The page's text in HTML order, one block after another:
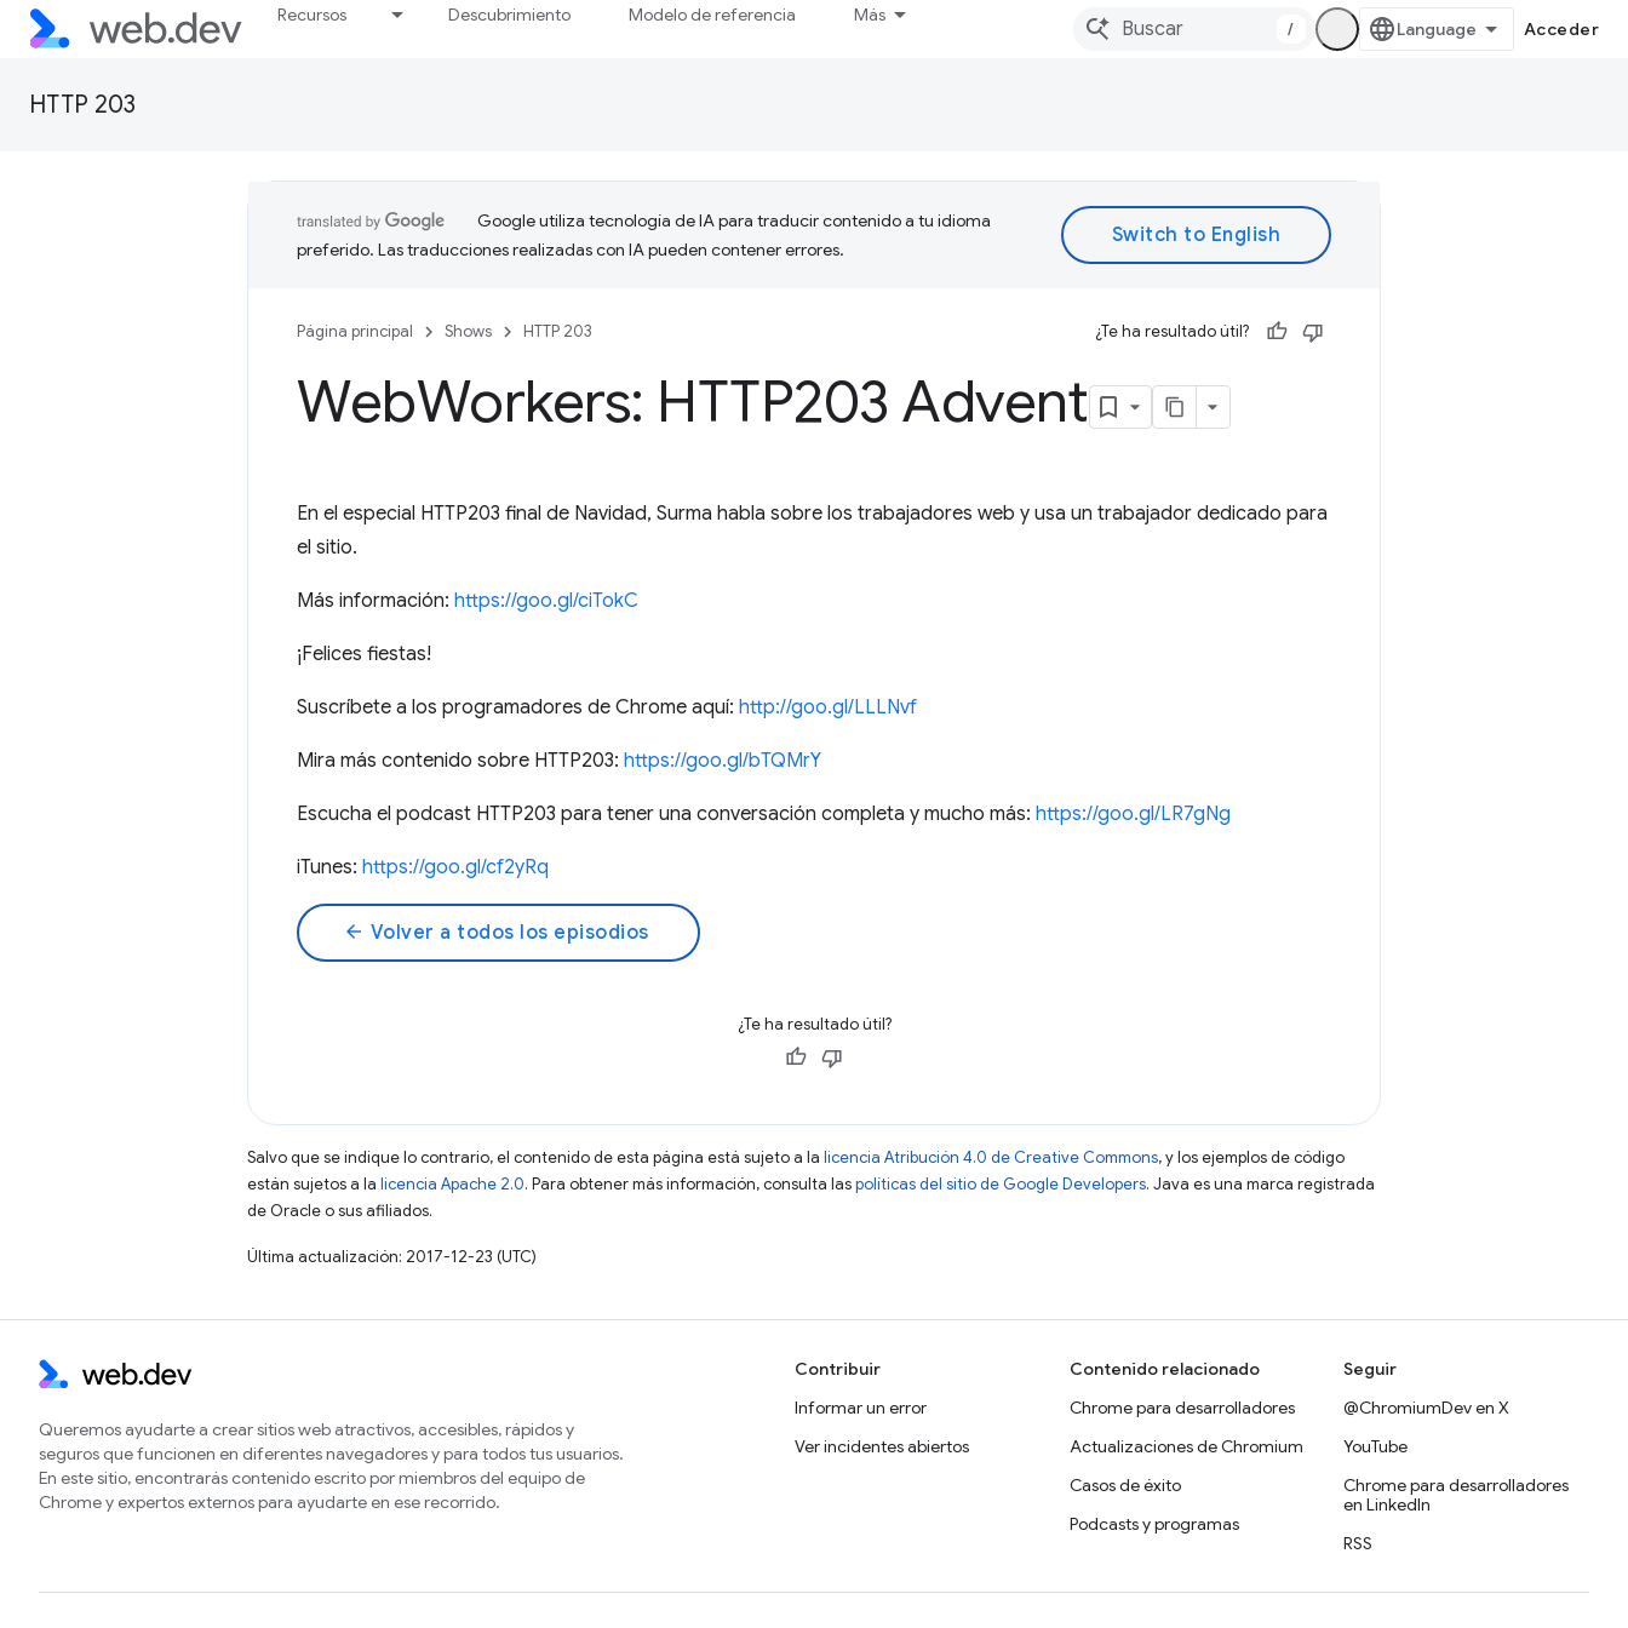
Recursos Descubrimiento Modelo de referencia Más
/ Acceder
HTTP 203
Google utiliza tecnología de IA para traducir contenido a tu idioma
preferido. Las traducciones realizadas con IA pueden contener errores.
Página principal Shows HTTP 203 ¿Te ha resultado útil?
WebWorkers: HTTP203 Advent
En el especial HTTP203 final de Navidad, Surma habla sobre los trabajadores web y usa un trabajador dedicado para
el sitio.
Más información: https://goo.gl/ciTokC
¡Felices fiestas!
Suscríbete a los programadores de Chrome aquí: http://goo.gl/LLLNvf
Mira más contenido sobre HTTP203: https://goo.gl/bTQMrY
Escucha el podcast HTTP203 para tener una conversación completa y mucho más: https://goo.gl/LR7gNg
iTunes: https://goo.gl/cf2yRq
arrow_back Volver a todos los episodios
¿Te ha resultado útil?
Salvo que se indique lo contrario, el contenido de esta página está sujeto a la licencia Atribución 4.0 de Creative Commons, y los ejemplos de código
están sujetos a la licencia Apache 2.0. Para obtener más información, consulta laspolíticas del sitio de Google Developers. Java es una marca registrada
de Oracle o sus afiliados.
Última actualización: 2017-12-23 (UTC)
Queremos ayudarte a crear sitios web atractivos, accesibles, rápidos y
seguros que funcionen en diferentes navegadores y para todos tus usuarios.
En este sitio, encontrarás contenido escrito por miembros del equipo de
Chrome y expertos externos para ayudarte en ese recorrido.
Contribuir
Informar un error
Ver incidentes abiertos
Contenido relacionado
Chrome para desarrolladores
Actualizaciones de Chromium
Casos de éxito
Podcasts y programas
Seguir
@ChromiumDev en X
YouTube
Chrome para desarrolladores
en LinkedIn
RSS